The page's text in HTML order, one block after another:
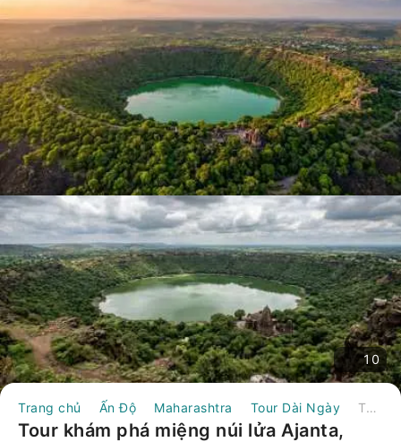
10
Trang chủ Ấn Độ Maharashtra Tour Dài Ngày Tour khám phá miệng núi lửa Ajanta, Ellora và Lonar trong 3 ngày khởi hành từ Aurangabad.
Tour khám phá miệng núi lửa Ajanta,